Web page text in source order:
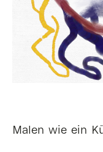
Malen wie ein